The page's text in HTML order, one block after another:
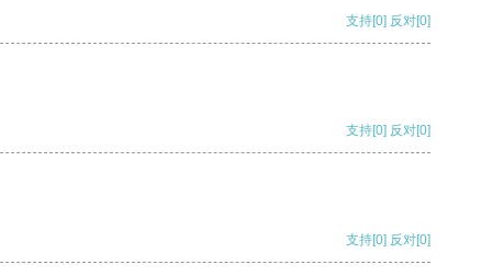
支持[0] 反对[0]
支持[0] 反对[0]
支持[0] 反对[0]